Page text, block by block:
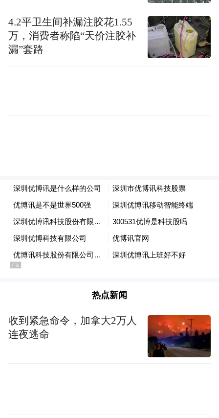
运行方式，体验高速数字马达技术在吹风机
等产品中的应用，通过实际操作了解智能家
电的工作原理。
图：小小科学家在AWE追觅宇宙展馆智能家电展
区
在能源&农业&矿业展区，小科学家们通过互
波控制等前沿人机交互技术。这些充满科幻
色彩的场景，不仅点燃了孩子们心中的科技
梦想，更极大地激发了他们的无限想象力，
引领他们看见更广阔的未来世界。
4.2平卫生间补漏注胶花1.55
万，消费者称陷“天价注胶补
漏”套路
热点新闻
收到紧急命令，加拿大2万人
连夜逃命